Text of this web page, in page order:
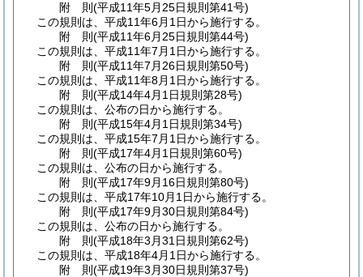
附 則(平成11年5月25日規則第41号)
この規則は、平成11年6月1日から施行する。
附 則(平成11年6月25日規則第44号)
この規則は、平成11年7月1日から施行する。
附 則(平成11年7月26日規則第50号)
この規則は、平成11年8月1日から施行する。
附 則(平成14年4月1日規則第28号)
この規則は、公布の日から施行する。
附 則(平成15年4月1日規則第34号)
この規則は、平成15年7月1日から施行する。
附 則(平成17年4月1日規則第60号)
この規則は、公布の日から施行する。
附 則(平成17年9月16日規則第80号)
この規則は、平成17年10月1日から施行する。
附 則(平成17年9月30日規則第84号)
この規則は、公布の日から施行する。
附 則(平成18年3月31日規則第62号)
この規則は、平成18年4月1日から施行する。
附 則(平成19年3月30日規則第37号)